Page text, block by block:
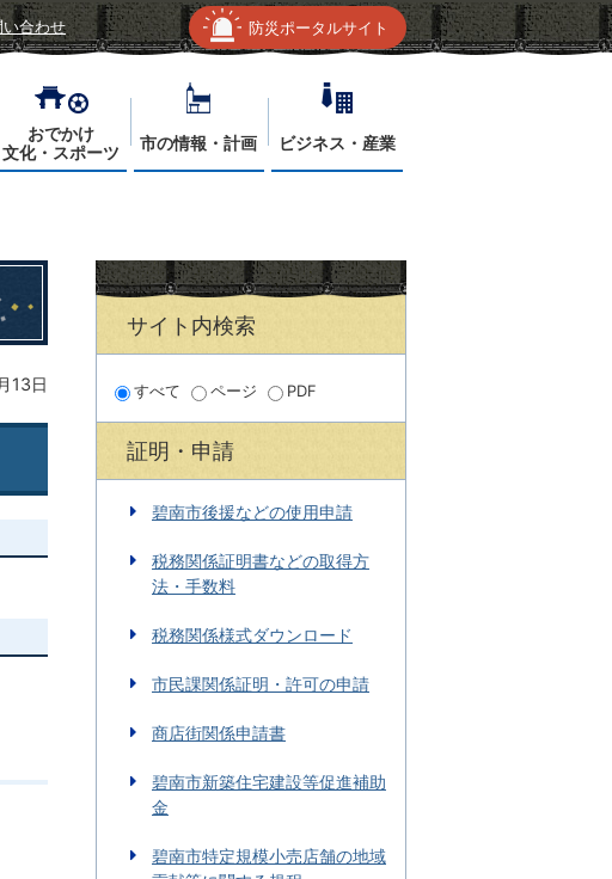
合わせ 防災ポータルサイト
おでかけ
文化・スポーツ
市の情報・計画 ビジネス・産業
13日
サイト内検索
すべて ページ PDF
証明・申請
碧南市後援などの使用申請
税務関係証明書などの取得方
法・手数料
税務関係様式ダウンロード
市民課関係証明・許可の申請
商店街関係申請書
碧南市新築住宅建設等促進補助
金
碧南市特定規模小売店舗の地域